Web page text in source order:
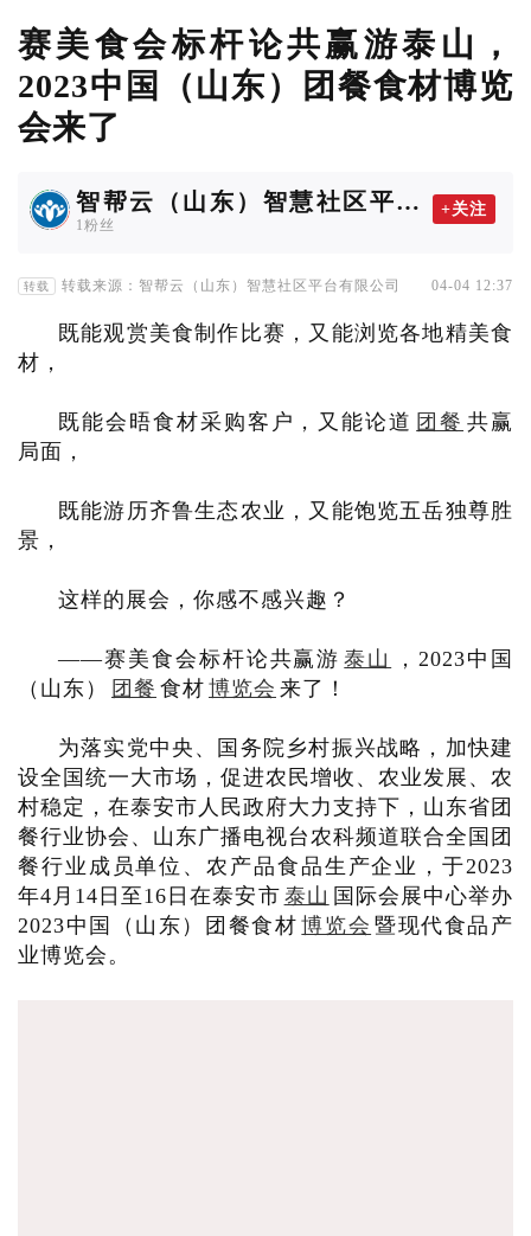
赛美食会标杆论共赢游泰山，
2023中国（山东）团餐食材博览
会来了
智帮云（山东）智慧社区平台
有限公司
1粉丝
+关注
转载 转载来源：智帮云（山东）智慧社区平台有限公司 04-04 12:37
既能观赏美食制作比赛，又能浏览各地精美食
材，
既能会晤食材采购客户，又能论道 团餐 共赢
局面，
既能游历齐鲁生态农业，又能饱览五岳独尊胜
景，
这样的展会，你感不感兴趣？
——赛美食会标杆论共赢游 泰山
，2023中国
（山东）
团餐 食材 博览会 来了！
为落实党中央、国务院乡村振兴战略，加快建
设全国统一大市场，促进农民增收、农业发展、农
村稳定，在泰安市人民政府大力支持下，山东省团
餐行业协会、山东广播电视台农科频道联合全国团
餐行业成员单位、农产品食品生产企业，于2023
年4月14日至16日在泰安市 泰山 国际会展中心举办
2023中国（山东）团餐食材 博览会 暨现代食品产
业博览会。